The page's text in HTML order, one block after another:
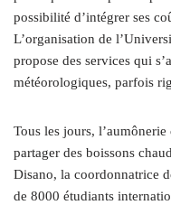
possibilité d’intégrer ses
L’organisation de
propose des services qui
météorologiques, parfois
Tous les jours,
partager des boissons
Disano, la coordonnatrice
de 8000 étudiants